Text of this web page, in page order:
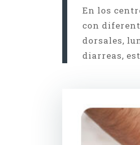
En los
con
dorsales,
diarreas,